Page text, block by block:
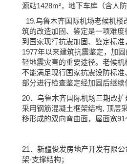
源站1428m²，地下车库（含人
19.乌鲁木齐国际机场老候机
筑的改造加固、鉴定是一项难
到国家现行抗震加固、鉴定标
1977年以来建筑抗震鉴定，加
轻地震灾害的重要途径。老候
不能满足现行国家抗震设防标
部分进行检查鉴定经加固后继续
20．乌鲁木齐国际机场三期改
采用钢筋混凝土框架结构, 顶层
移形成的双向弯曲面，屋面宽
21．新疆俊发房地产开发有限
架-支撑结构；